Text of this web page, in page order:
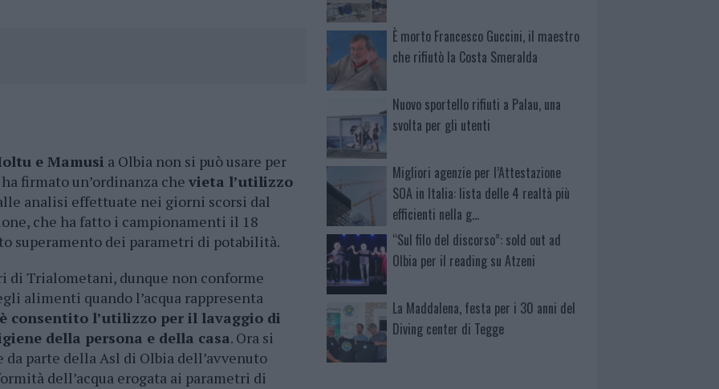
e Mamusi a Olbia non si può usare per
firmato un’ordinanza che vieta l’utilizzo
analisi effettuate nei giorni scorsi dal
che ha fatto i campionamenti il 18
superamento dei parametri di potabilità.
di Trialometani, dunque non conforme
alimenti quando l’acqua rappresenta
consentito l’utilizzo per il lavaggio di
della persona e della casa. Ora si
parte della Asl di Olbia dell’avvenuto
dell’acqua erogata ai parametri di
È morto Francesco Guccini, il maestro
che rifiutò la Costa Smeralda
Nuovo sportello rifiuti a Palau, una
svolta per gli utenti
Migliori agenzie per l’Attestazione
SOA in Italia: lista delle 4 realtà più
efficienti nella g…
“Sul filo del discorso”: sold out ad
Olbia per il reading su Atzeni
La Maddalena, festa per i 30 anni del
Diving center di Tegge